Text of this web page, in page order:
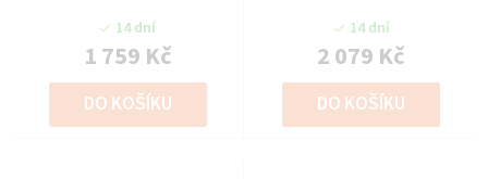
14 dní
1 759 Kč
DO KOŠÍKU
14 dní
2 079 Kč
DO KOŠÍKU